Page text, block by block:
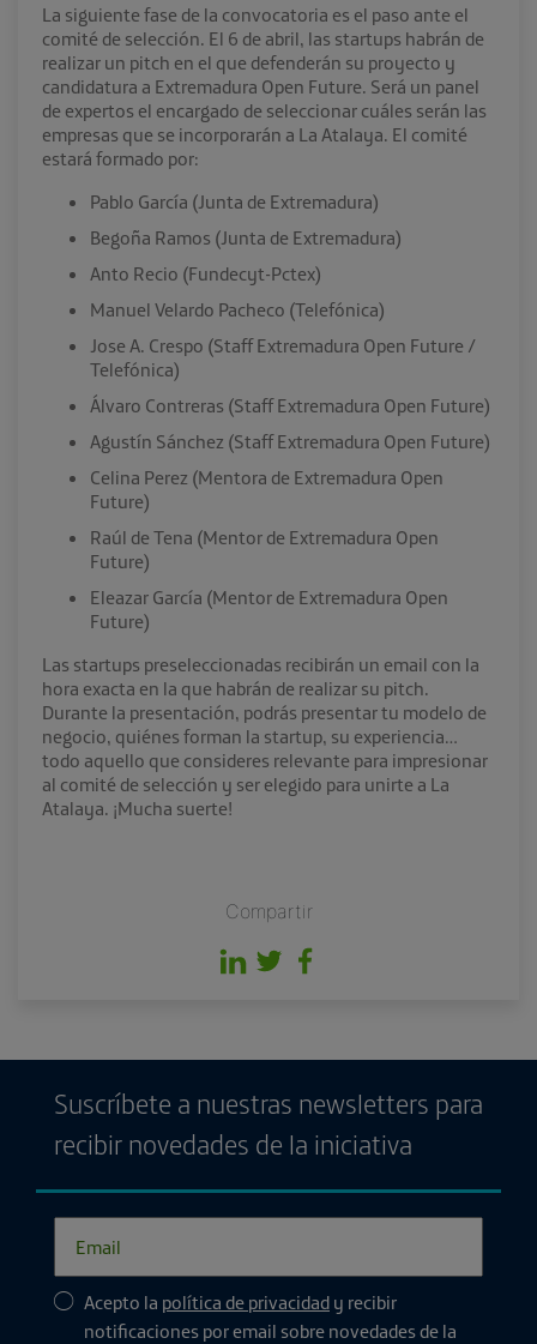
La siguiente fase de la convocatoria es el paso ante el
comité de selección. El 6 de abril, las startups habrán de
realizar un pitch en el que defenderán su proyecto y
candidatura a Extremadura Open Future. Será un panel
de expertos el encargado de seleccionar cuáles serán las
empresas que se incorporarán a La Atalaya. El comité
estará formado por:
Pablo García (Junta de Extremadura)
Begoña Ramos (Junta de Extremadura)
Anto Recio (Fundecyt-Pctex)
Manuel Velardo Pacheco (Telefónica)
Jose A. Crespo (Staff Extremadura Open Future /
Telefónica)
Álvaro Contreras (Staff Extremadura Open Future)
Agustín Sánchez (Staff Extremadura Open Future)
Celina Perez (Mentora de Extremadura Open
Future)
Raúl de Tena (Mentor de Extremadura Open
Future)
Eleazar García (Mentor de Extremadura Open
Future)
Las startups preseleccionadas recibirán un email con la
hora exacta en la que habrán de realizar su pitch.
Durante la presentación, podrás presentar tu modelo de
negocio, quiénes forman la startup, su experiencia…
todo aquello que consideres relevante para impresionar
al comité de selección y ser elegido para unirte a La
Atalaya. ¡Mucha suerte!
Compartir
Suscríbete a nuestras newsletters para
recibir novedades de la iniciativa
Acepto la política de privacidad y recibir
notificaciones por email sobre novedades de la